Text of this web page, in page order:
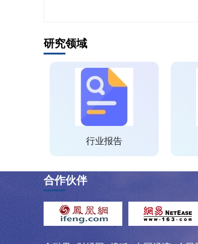
研究领域
行业报告
合作伙伴